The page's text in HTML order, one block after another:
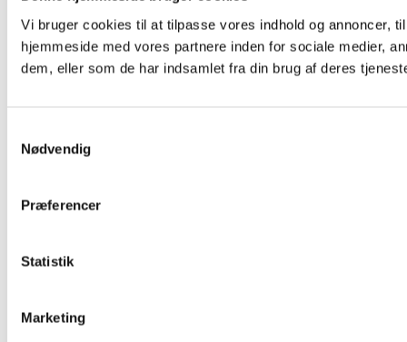
Vi bruger cookies til at tilpasse vores indhold og annoncer,
hjemmeside med vores partnere inden for sociale medier,
dem, eller som de har indsamlet fra din brug af deres
Nødvendig
Præferencer
Statistik
Marketing